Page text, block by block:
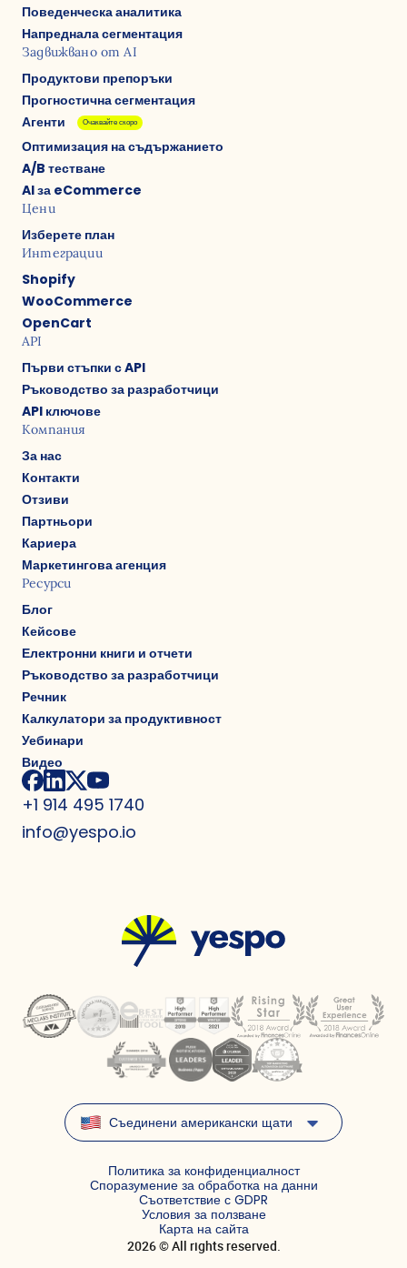
Поведенческа аналитика
Напреднала сегментация
Задвижвано от AI
Продуктови препоръки
Прогностична сегментация
Агенти
Очаквайте скоро
Оптимизация на съдържанието
A/B тестване
AI за eCommerce
Цени
Изберете план
Интеграции
Shopify
WooCommerce
OpenCart
API
Първи стъпки с API
Ръководство за разработчици
API ключове
Компания
За нас
Контакти
Отзиви
Партньори
Кариера
Маркетингова агенция
Ресурси
Блог
Кейсове
Електронни книги и отчети
Ръководство за разработчици
Речник
Калкулатори за продуктивност
Уебинари
Видео
+1 914 495 1740
info@yespo.io
Съединени американски щати
2026 © All rights reserved.
Политика за конфиденциалност
Споразумение за обработка на данни
Съответствие с GDPR
Условия за ползване
Карта на сайта